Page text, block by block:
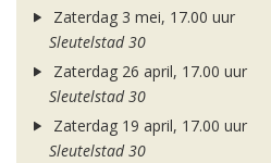
Zaterdag 3 mei, 17.00 uur
Sleutelstad 30
Zaterdag 26 april, 17.00 uur
Sleutelstad 30
Zaterdag 19 april, 17.00 uur
Sleutelstad 30